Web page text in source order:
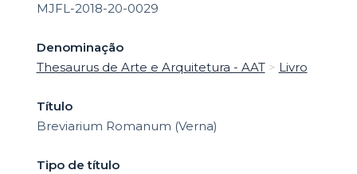
MJFL-2018-20-0029
Denominação
Thesaurus de Arte e Arquitetura - AAT> Livro
Título
Breviarium Romanum (Verna)
Tipo de título